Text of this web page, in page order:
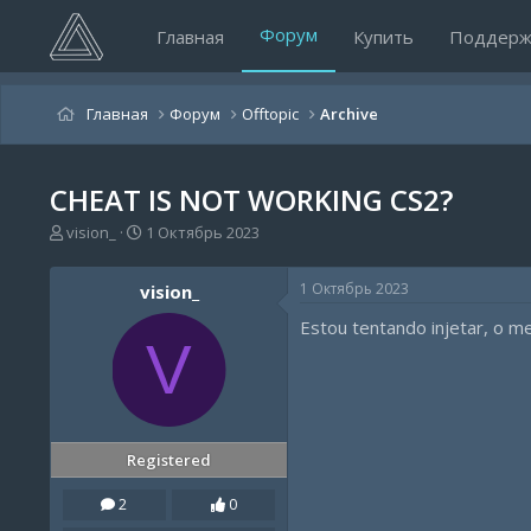
Главная Форум Купить
Главная Форум Offtopic Archive
CHEAT IS NOT WORKING CS2?
А
т
vision_
Д
т
а
н
ч
а
1 Октябрь 2023
vision_
V
Registered
2
0
1 Октябрь 2023
Estou tentando injetar, o